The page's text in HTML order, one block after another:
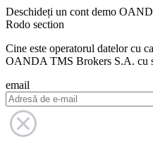
Deschideți un cont demo
Rodo section
Cine este operatorul datelor cu
OANDA TMS Brokers S.A. cu
email